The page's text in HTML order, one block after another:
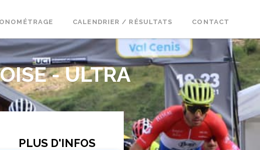
CALENDRIER / RÉSULTATS CONTACT
- ULTRA
PLUS D'INFOS